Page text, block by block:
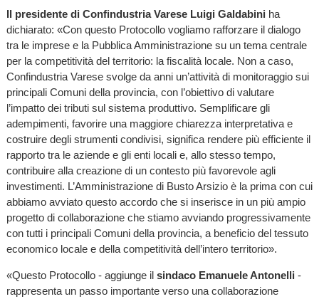
Il presidente di Confindustria Varese Luigi Galdabini ha
dichiarato: «Con questo Protocollo vogliamo rafforzare il dialogo
tra le imprese e la Pubblica Amministrazione su un tema centrale
per la competitività del territorio: la fiscalità locale. Non a caso,
Confindustria Varese svolge da anni un’attività di monitoraggio sui
principali Comuni della provincia, con l’obiettivo di valutare
l’impatto dei tributi sul sistema produttivo. Semplificare gli
adempimenti, favorire una maggiore chiarezza interpretativa e
costruire degli strumenti condivisi, significa rendere più efficiente il
rapporto tra le aziende e gli enti locali e, allo stesso tempo,
contribuire alla creazione di un contesto più favorevole agli
investimenti. L’Amministrazione di Busto Arsizio è la prima con cui
abbiamo avviato questo accordo che si inserisce in un più ampio
progetto di collaborazione che stiamo avviando progressivamente
con tutti i principali Comuni della provincia, a beneficio del tessuto
economico locale e della competitività dell’intero territorio».
«Questo Protocollo - aggiunge il sindaco Emanuele Antonelli -
rappresenta un passo importante verso una collaborazione